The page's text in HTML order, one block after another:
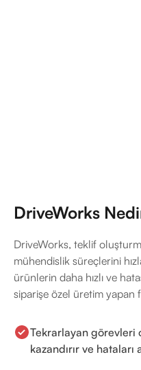
DriveWorks
DriveWorks, teklif
mühendislik süreçlerini
ürünlerin daha hızlı ve
siparişe özel üretim yapan
Tekrarlayan görevleri
kazandırır ve hataları